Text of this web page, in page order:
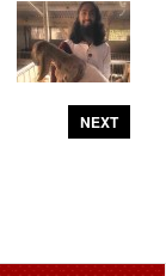
NEXT